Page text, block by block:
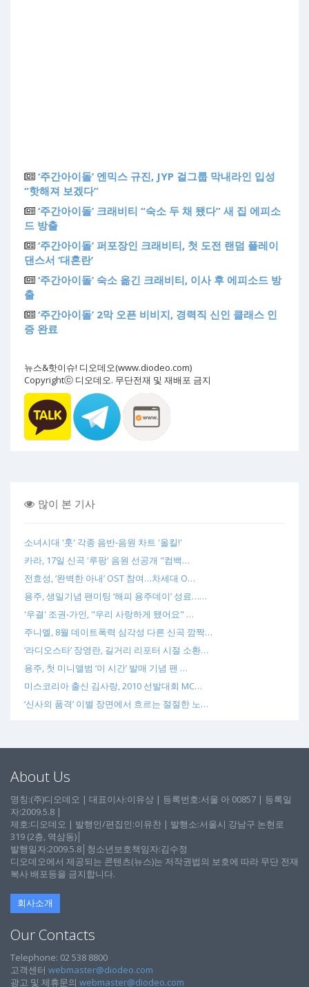
‘주간아이돌’ 엔믹스 규진, JYP 걸그룹 막내라인 입성
“핫해져 보겠다”
‘주간아이돌’ 크래비티 “숙소 두 채 됐다” 새 집 에피소
드 방출
‘주간아이돌’ 퍼포장인 크래비티, 첫 도전 랜덤 플레이
댄스서 ‘대혼란’
‘주간아이돌’ 숙소 옮긴 크래비티, 이사 후 에피소드 방
출
‘주간아이돌’ 2막 오픈 비비지, 경력직 신인 클래스 인
증 완료
뉴스&핫이슈! 디오데오(www.diodeo.com)
Copyrightⓒ 디오데오. 무단전재 및 재배포 금지
많이 본 기사
소녀시대 '훗' 각종 음반-음원 차트 '올킬!'
카라, 17일 신곡 '루팡' 음원 선공개 "컴백…
전효성, ‘완벽한 아내’ OST 참여…차세대 O…
용주, 생일기념 팬미팅 ‘해피 용주데이’ 성료……
'우결' 조권-가인, "우리 사랑하게 됐어요" …
주니엘, 8월 데이트폭력 심각성 다른 신곡 깜짝…
‘라디오스타’ 장영란, 길거리 리포터 시절 소환…
용주, 첫 미니앨범 ‘이 시간’ 발매 기념 팬 …
미스코리아 출신 김사랑, 2010 선발대회 MC…
‘신사의 품격’ 이별 장면에서 흐르는 절절한 노…
About Us
명칭:(주)디오데오 | 대표이사:이유상 | 등록번호:서울 아 00857 | 등록일
자:2009.5.8 |
제호:디오데오 | 발행인/편집인:이유찬 | 발행소:서울시 강남구 논현로
319 (2층, 역삼동)│
발행일자:2009.5.8│청소년보호책임자:김수정
디오데오에서 제공되는 콘텐츠(뉴스)는 저작권법의 보호에 따라 무단 전재
복사 배포등을 금지합니다.
회사소개
Our Contacts
Telephone: 02 538 8800
고객센터 webmaster@diodeo.com
광고 및 제휴문의 webmaster@diodeo.com